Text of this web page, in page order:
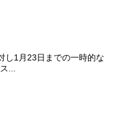
し1月23日までの一時的な
...